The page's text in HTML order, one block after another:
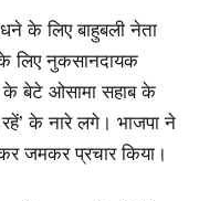
के लिए बाहुबली नेता
लिए नुकसानदायक
के बेटे ओसामा सहाब के
रहें’ के नारे लगे। भाजपा ने
जमकर प्रचार किया।